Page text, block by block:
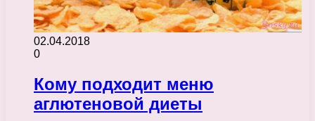
02.04.2018
0
Кому подходит меню
аглютеновой диеты